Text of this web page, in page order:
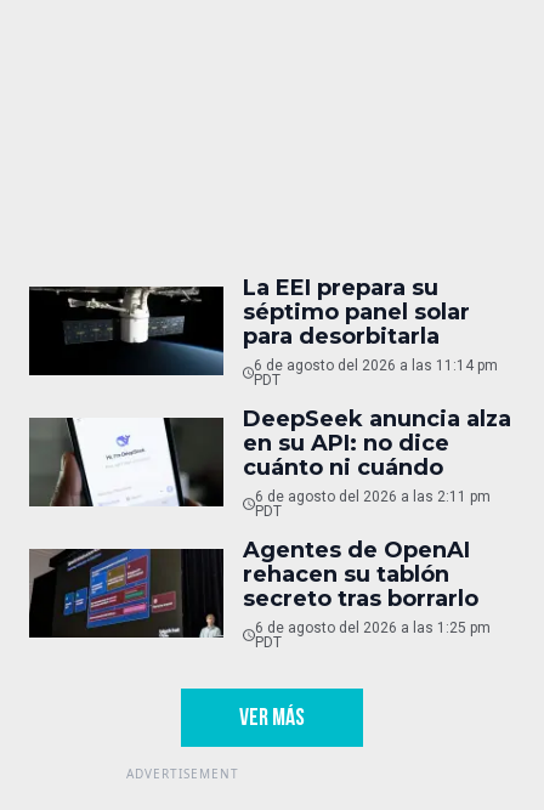
La EEI prepara su
séptimo panel solar
para desorbitarla
6 de agosto del 2026 a las 11:14 pm
PDT
DeepSeek anuncia alza
en su API: no dice
cuánto ni cuándo
6 de agosto del 2026 a las 2:11 pm
PDT
Agentes de OpenAI
rehacen su tablón
secreto tras borrarlo
6 de agosto del 2026 a las 1:25 pm
PDT
VER MÁS